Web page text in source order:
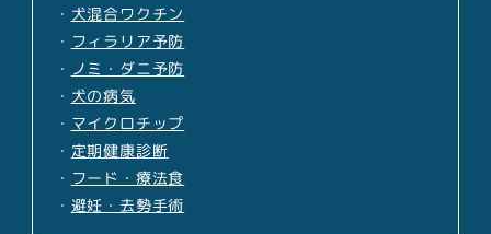
・ 犬混合ワクチン
・ フィラリア予防
・ ノミ・ダニ予防
・ 犬の病気
・ マイクロチップ
・ 定期健康診断
・ フード・療法食
・ 避妊・去勢手術